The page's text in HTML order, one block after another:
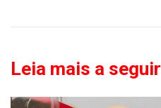
Leia mais a seguir